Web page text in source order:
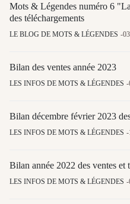
Mots & Légendes numéro 6
des téléchargements
LE BLOG DE MOTS & LÉGENDES
Bilan des ventes année 2023
LES INFOS DE MOTS & LÉGENDES
Bilan décembre février 2023
LES INFOS DE MOTS & LÉGENDES
Bilan année 2022 des ventes et
LES INFOS DE MOTS & LÉGENDES